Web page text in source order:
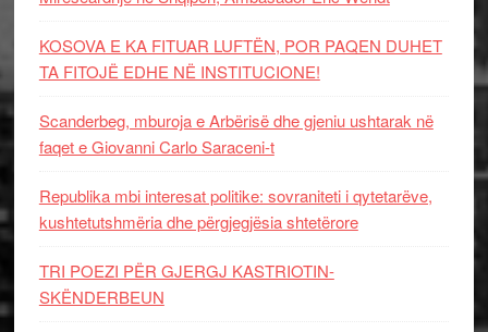
KOSOVA E KA FITUAR LUFTËN, POR PAQEN DUHET
TA FITOJË EDHE NË INSTITUCIONE!
Scanderbeg, mburoja e Arbërisë dhe gjeniu ushtarak në
faqet e Giovanni Carlo Saraceni-t
Republika mbi interesat politike: sovraniteti i qytetarëve,
kushtetutshmëria dhe përgjegjësia shtetërore
TRI POEZI PËR GJERGJ KASTRIOTIN-
SKËNDERBEUN